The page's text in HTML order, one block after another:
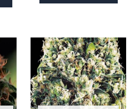
tuotteella
on
useampi
muunnelma.
Voit
Tällä
on
Voit